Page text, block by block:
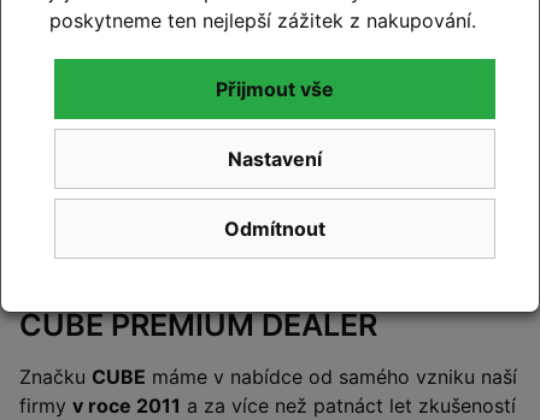
CUBE PREMIUM DEALER
Značku CUBE máme v nabídce od samého vzniku naší
firmy v roce 2011 a za více než patnáct let zkušeností
poskytneme ten nejlepší zážitek z nakupování.
Odmítnout
Nastavení
Přijmout vše